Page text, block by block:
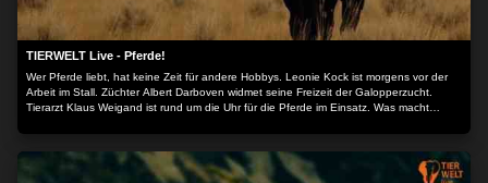
TIERWELT Live - Pferde!
Wer Pferde liebt, hat keine Zeit für andere Hobbys. Leonie Kock ist morgens vor der
Arbeit im Stall. Züchter Albert Darboven widmet seine Freizeit der Galopperzucht.
Tierarzt Klaus Weigand ist rund um die Uhr für die Pferde im Einsatz. Was macht
ihren Alltag.